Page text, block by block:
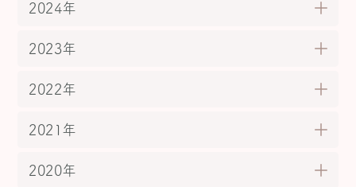
2024年
2023年
2022年
2021年
2020年